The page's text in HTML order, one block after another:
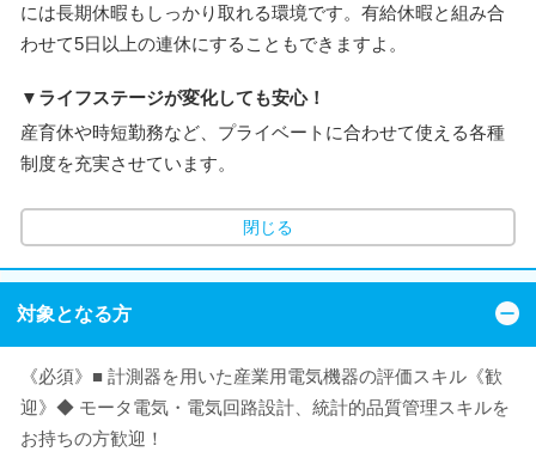
には長期休暇もしっかり取れる環境です。有給休暇と組み合
わせて5日以上の連休にすることもできますよ。
▼ライフステージが変化しても安心！
産育休や時短勤務など、プライベートに合わせて使える各種
制度を充実させています。
閉じる
対象となる方
《必須》■ 計測器を用いた産業用電気機器の評価スキル《歓
迎》◆ モータ電気・電気回路設計、統計的品質管理スキルを
お持ちの方歓迎！